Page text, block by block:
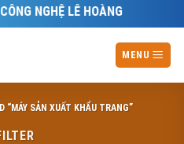
NGHỆ LÊ HOÀNG
MENU
“MÁY SẢN XUẤT KHẨU TRANG”